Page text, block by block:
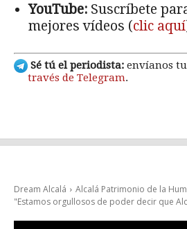
YouTube: Suscríbete
mejores vídeos (clic aquí
Sé tú el periodista: envíanos
través de Telegram.